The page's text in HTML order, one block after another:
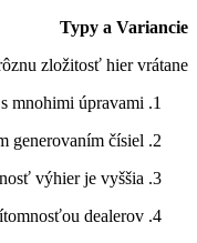
Typy a Variancie
zložitosť hier vrátane:
mnohimi úpravami.
generovaním čísiel.
výhier je vyššia.
dealerov.